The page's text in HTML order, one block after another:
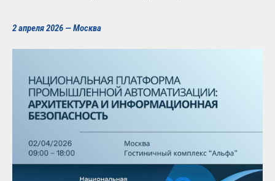
2 апреля 2026 — Москва